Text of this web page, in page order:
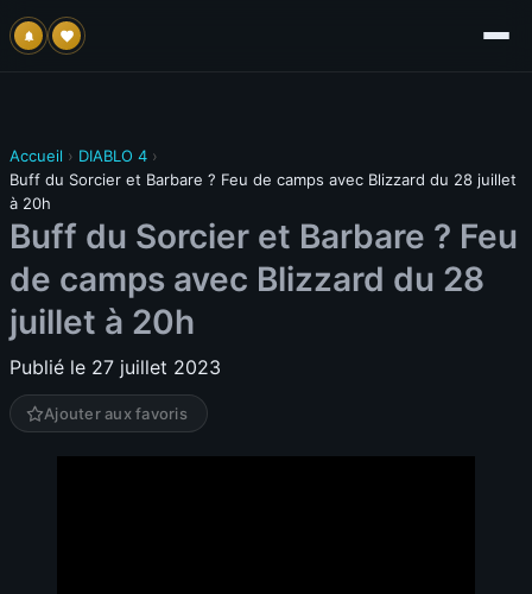
Accueil › DIABLO 4 ›
Buff du Sorcier et Barbare ? Feu de camps avec Blizzard du 28 juillet
à 20h
Buff du Sorcier et Barbare ? Feu
de camps avec Blizzard du 28
juillet à 20h
Publié le 27 juillet 2023
Ajouter aux favoris